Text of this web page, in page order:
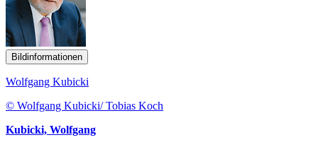
Bildinformationen
Wolfgang Kubicki
© Wolfgang Kubicki/ Tobias Koch
Kubicki, Wolfgang